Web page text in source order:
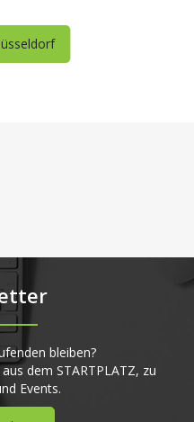
bleiben?
dem STARTPLATZ, zu
Events.